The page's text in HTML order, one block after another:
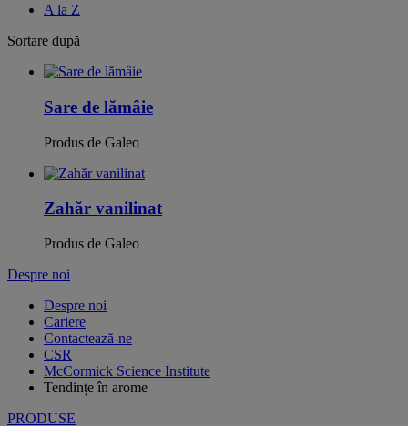
A la Z
Sortare după
Sare de lămâie
Produs de Galeo
Zahăr vanilinat
Produs de Galeo
Despre noi
Despre noi
Cariere
Contactează-ne
CSR
McCormick Science Institute
Tendințe în arome
PRODUSE